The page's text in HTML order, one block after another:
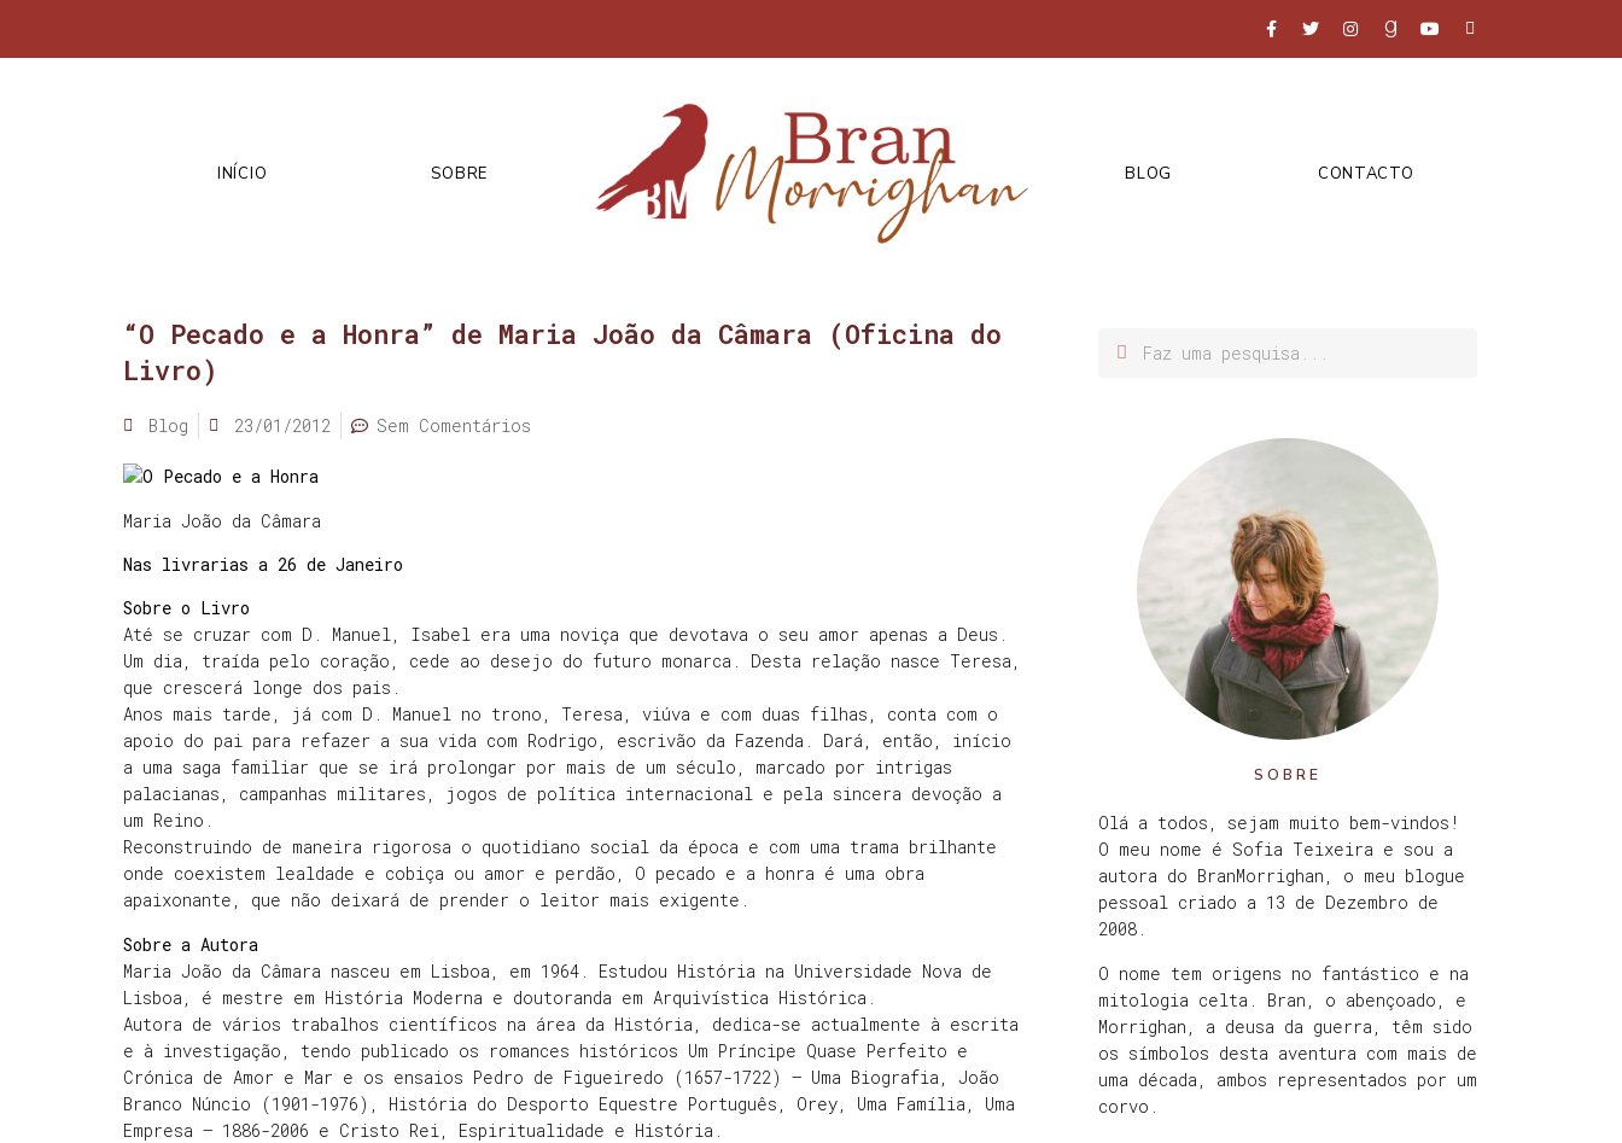
INÍCIO SOBRE BLOG CONTACTO
“O Pecado e a Honra” de Maria João da Câmara (Oficina do
Livro)
Blog 23/01/2012 Sem Comentários
O Pecado e a Honra
Maria João da Câmara
Nas livrarias a 26 de Janeiro
Sobre o Livro
Até se cruzar com D. Manuel, Isabel era uma noviça que devotava o seu amor apenas a Deus.
Um dia, traída pelo coração, cede ao desejo do futuro monarca. Desta relação nasce Teresa,
que crescerá longe dos pais.
Anos mais tarde, já com D. Manuel no trono, Teresa, viúva e com duas filhas, conta com o
apoio do pai para refazer a sua vida com Rodrigo, escrivão da Fazenda. Dará, então, início
a uma saga familiar que se irá prolongar por mais de um século, marcado por intrigas
palacianas, campanhas militares, jogos de política internacional e pela sincera devoção a
um Reino.
Reconstruindo de maneira rigorosa o quotidiano social da época e com uma trama brilhante
onde coexistem lealdade e cobiça ou amor e perdão, O pecado e a honra é uma obra
apaixonante, que não deixará de prender o leitor mais exigente.
Sobre a Autora
Maria João da Câmara nasceu em Lisboa, em 1964. Estudou História na Universidade Nova de
Lisboa, é mestre em História Moderna e doutoranda em Arquivística Histórica.
Autora de vários trabalhos científicos na área da História, dedica-se actualmente à escrita
e à investigação, tendo publicado os romances históricos Um Príncipe Quase Perfeito e
Crónica de Amor e Mar e os ensaios Pedro de Figueiredo (1657-1722) – Uma Biografia, João
Branco Núncio (1901-1976), História do Desporto Equestre Português, Orey, Uma Família, Uma
Empresa – 1886-2006 e Cristo Rei, Espiritualidade e História.
SOBRE
Olá a todos, sejam muito bem-vindos!
O meu nome é Sofia Teixeira e sou a
autora do BranMorrighan, o meu blogue
pessoal criado a 13 de Dezembro de
2008.
O nome tem origens no fantástico e na
mitologia celta. Bran, o abençoado, e
Morrighan, a deusa da guerra, têm sido
os símbolos desta aventura com mais de
uma década, ambos representados por um
corvo.